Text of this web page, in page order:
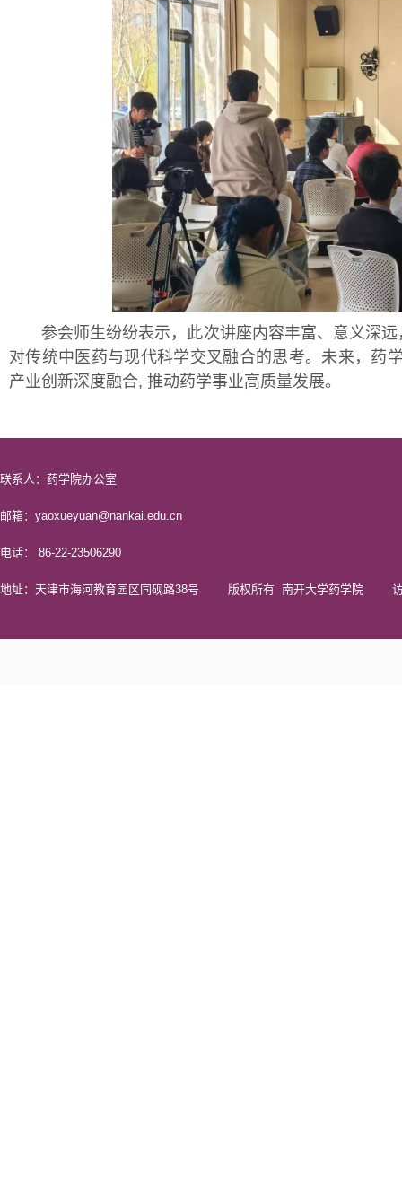
参会师生纷纷表示，此次讲座内容丰富、意义深远
对传统中医药与现代科学交叉融合的思考。未来，药
产业创新深度融合, 推动药学事业高质量发展。
联系人：药学院办公室
邮箱：yaoxueyuan@nankai.edu.cn
电话： 86-22-23506290
地址：天津市海河教育园区同砚路38号 版权所有 南开大学药学院 访